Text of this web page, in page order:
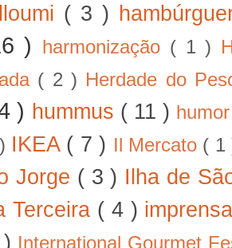
( 3 )
) harmonização ( 1 )
( 2 ) Herdade do
) hummus ( 11 )
IKEA ( 7 ) Il Mercato (
Jorge ( 3 ) Ilha de
Terceira ( 4 )
International Gourmet